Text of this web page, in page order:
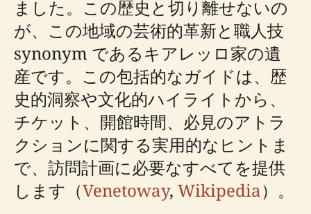
ました。この歴史と切り離せないの
が、この地域の芸術的革新と職人技
synonym であるキアレッロ家の遺
産です。この包括的なガイドは、歴
史的洞察や文化的ハイライトから、
チケット、開館時間、必見のアトラ
クションに関する実用的なヒントま
で、訪問計画に必要なすべてを提供
します（Venetoway, Wikipedia）。